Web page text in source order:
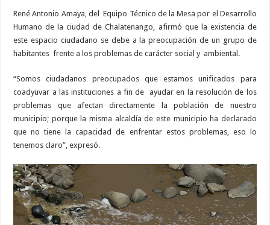
René Antonio Amaya, del
Equipo Técnico de la Mesa por el Desarrollo
Humano de la ciudad de Chalatenango, afirmó que la existencia de
este espacio ciudadano se debe a la preocupación de un grupo de
habitantes frente a los problemas de carácter social y ambiental.
“Somos ciudadanos preocupados que estamos unificados para
coadyuvar a las instituciones a fin de
ayudar en la resolución de los
problemas que afectan directamente la población de nuestro
municipio; porque la misma alcaldía de este municipio ha declarado
que no tiene la capacidad de enfrentar estos problemas, eso lo
tenemos claro”, expresó.